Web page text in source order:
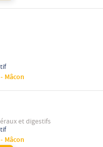
Mâcon
et digestifs
Mâcon